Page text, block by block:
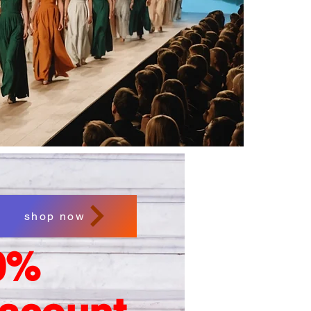
shop now